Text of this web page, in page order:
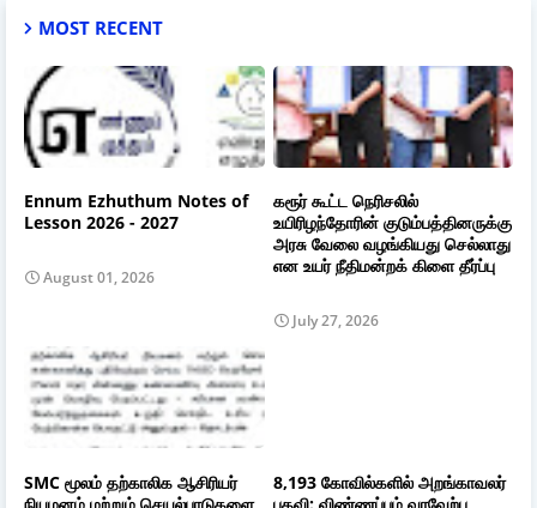
MOST RECENT
Ennum Ezhuthum Notes of
Lesson 2026 - 2027
August 01, 2026
கரூர் கூட்ட நெரிசலில்
உயிரிழந்தோரின் குடும்பத்தினருக்கு
அரசு வேலை வழங்கியது செல்லாது
என உயர் நீதிமன்றக் கிளை தீர்ப்பு
July 27, 2026
SMC மூலம் தற்காலிக ஆசிரியர்
நியமனம் மற்றும் செயல்பாடுகளை
8,193 கோவில்களில் அறங்காவலர்
பதவி: விண்ணப்பம் வரவேற்பு